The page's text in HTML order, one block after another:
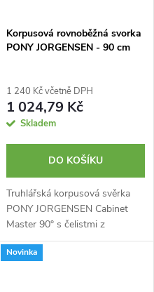
Korpusová rovnoběžná svorka
PONY JORGENSEN - 90 cm
1 240 Kč včetně DPH
1 024,79 Kč
Skladem
DO KOŠÍKU
Truhlářská korpusová svěrka
PONY JORGENSEN Cabinet
Master 90° s čelistmi z
odolného plastu. Plochá tyč z
nerezové oceli žebrové
Novinka